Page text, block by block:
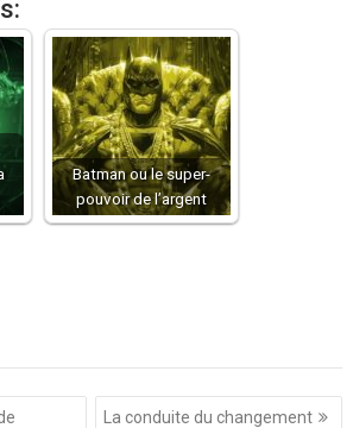
Batman ou le super-
pouvoir de l’argent
La conduite du changement